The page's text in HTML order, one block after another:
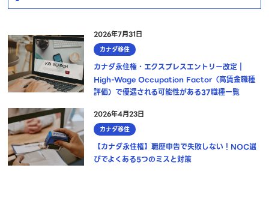
2026年7月31日
カナダ移住
カナダ永住権・エクスプレスエントリー改定｜
High-Wage Occupation Factor（高賃金職種
評価）で優遇される可能性がある37職種一覧
2026年4月23日
カナダ移住
【カナダ永住権】職歴申告で失敗しない！NOC選
びでよくある5つのミスと対策